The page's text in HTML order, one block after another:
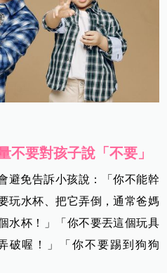
不要對孩子說「不要」
避免告訴小孩說：「你不能幹
玩水杯、把它弄倒，通常爸媽
水杯！」「你不要丟這個玩具
破喔！」「你不要踢到狗狗